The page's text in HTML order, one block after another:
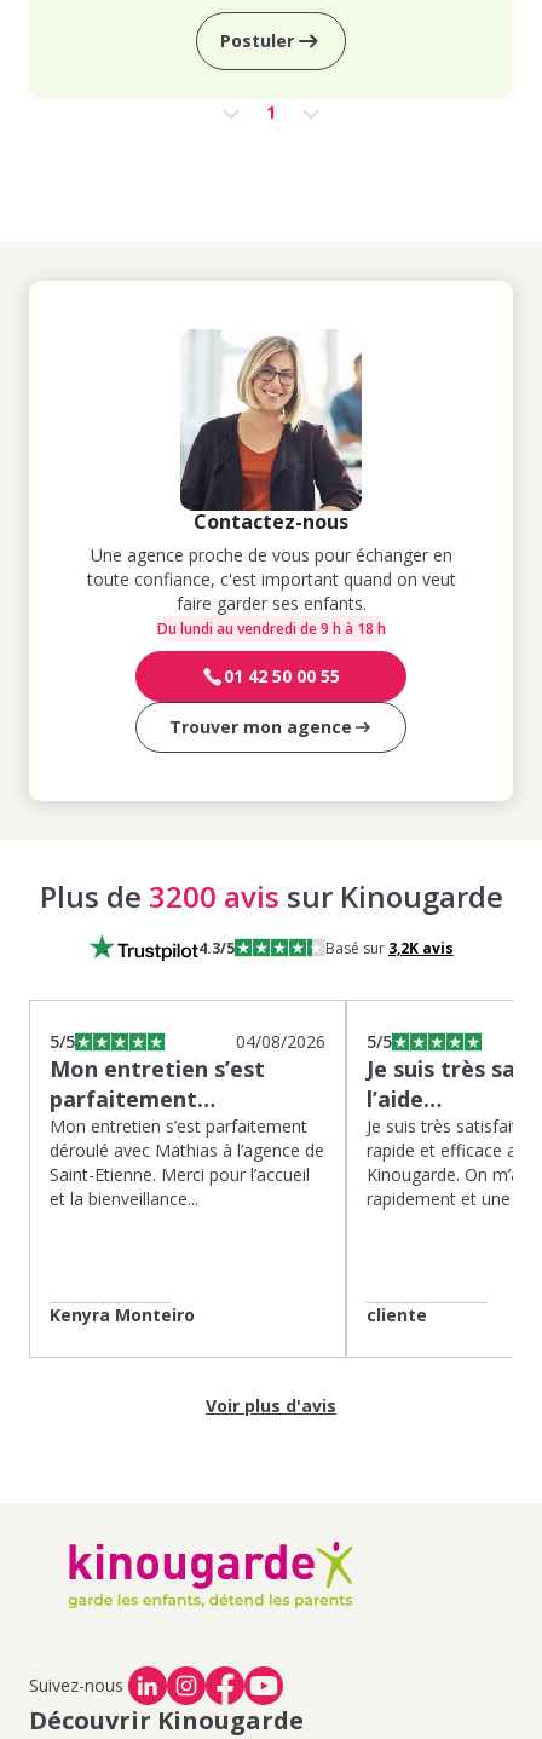
Postuler
1
Contactez-nous
Une agence proche de vous pour échanger en
toute confiance, c'est important quand on veut
faire garder ses enfants.
Du lundi au vendredi de 9 h à 18 h
01 42 50 00 55
Trouver mon agence
Plus de 3200 avis sur Kinougarde
4.3/5 Basé sur 3,2Kavis
5/5 04/08/2026
Mon entretien s’est
parfaitement…
Mon entretien s’est parfaitement
déroulé avec Mathias à l’agence de
Saint-Etienne. Merci pour l’accueil
et la bienveillance...
Kenyra Monteiro
5/5
Je suis très
l’aide…
Je suis très satisfaite
rapide et efficace
Kinougarde. On m’a
rapidement et une
cliente
Voir plus d'avis
Suivez-nous
Découvrir Kinougarde